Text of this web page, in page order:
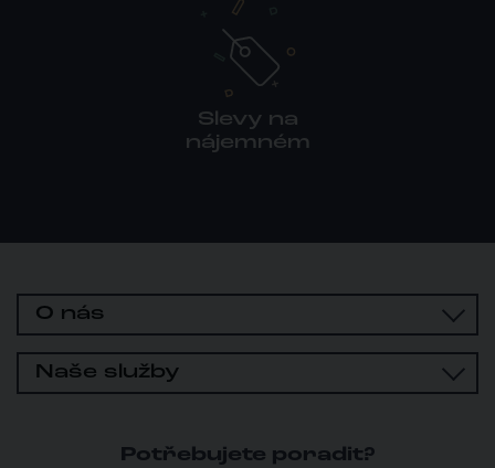
Slevy na
nájemném
O nás
Naše služby
Potřebujete poradit?